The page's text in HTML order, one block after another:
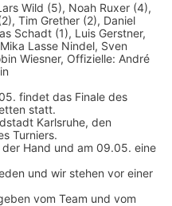
Wild (5), Noah Ruxer (4),
Tim Grether (2), Daniel
Schadt (1), Luis Gerstner,
Lasse Nindel, Sven
Wiesner, Offizielle: André
findet das Finale des
statt.
Karlsruhe, den
Turniers.
Hand und am 09.05. eine
und wir stehen vor einer
vom Team und vom